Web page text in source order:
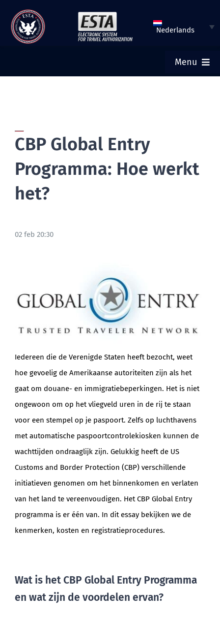
naar
Nederlands
Menu
ESTA-STATUS CONTROLEREN
TOERISTENVISUM
CBP Global Entry
Programma: Hoe werkt
het?
02 feb 20:30
Iedereen die de Verenigde Staten heeft bezocht, weet
hoe gevoelig de Amerikaanse autoriteiten zijn als het
gaat om douane- en immigratiebeperkingen. Het is niet
ongewoon om op het vliegveld uren in de rij te staan
voor een stempel op je paspoort. Zelfs op luchthavens
met automatische paspoortcontrolekiosken kunnen de
wachttijden ondraaglijk zijn. Gelukkig heeft de US
Customs and Border Protection (CBP) verschillende
initiatieven genomen om het binnenkomen en verlaten
van het land te vereenvoudigen. Het CBP Global Entry
programma is er één van. In dit essay bekijken we de
kenmerken, kosten en registratieprocedures.
Wat is het CBP Global Entry Programma
en wat zijn de voordelen ervan?